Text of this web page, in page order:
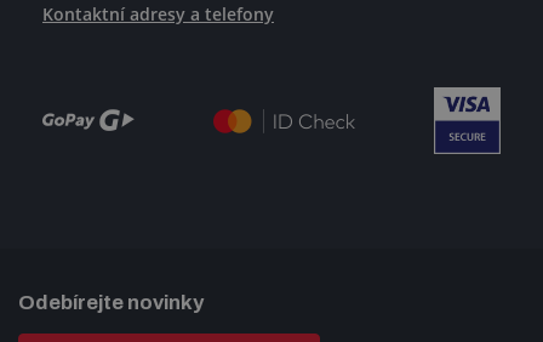
Kontaktní adresy a telefony
Odebírejte novinky